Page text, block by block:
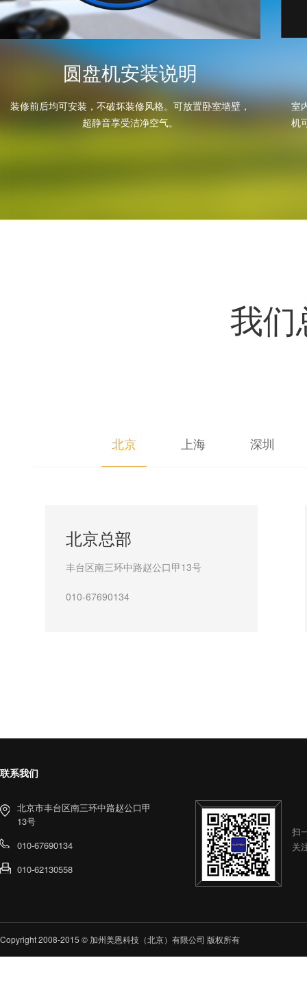
圆盘机安装说明
装修前后均可安装，不破坏装修风格。可放置卧室墙壁，
超静音享受洁净空气。
室
机
我们
北京 上海 深圳
北京总部
丰台区南三环中路赵公口甲13号
010-67690134
联系我们
北京市丰台区南三环中路赵公口甲
13号
010-67690134
010-62130558
扫
关
Copyright 2008-2015 © 加州美恩科技（北京）有限公司 版权所有